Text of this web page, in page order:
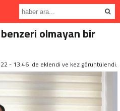
olmayan bir
- 13:46 'de eklendi ve kez görüntülendi.